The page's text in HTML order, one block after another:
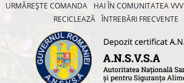
URMĂREȘTE COMANDA
HAI ÎN COMUNITATEA VVV
RECICLEAZĂ ÎNTREBĂRI FRECVENTE